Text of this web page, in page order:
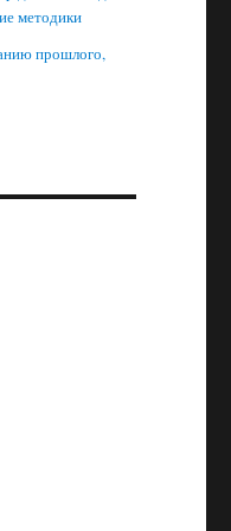
методики
прошлого,